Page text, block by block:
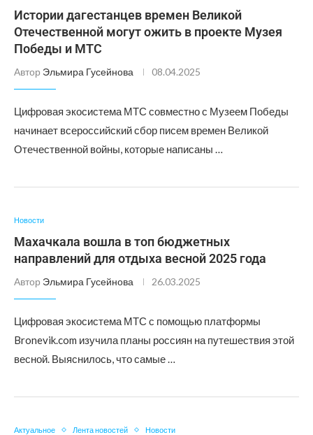
Истории дагестанцев времен Великой
Отечественной могут ожить в проекте Музея
Победы и МТС
Автор Эльмира Гусейнова 08.04.2025
Цифровая экосистема МТС совместно с Музеем Победы
начинает всероссийский сбор писем времен Великой
Отечественной войны, которые написаны …
Новости
Махачкала вошла в топ бюджетных
направлений для отдыха весной 2025 года
Автор Эльмира Гусейнова 26.03.2025
Цифровая экосистема МТС с помощью платформы
Bronevik.com изучила планы россиян на путешествия этой
весной. Выяснилось, что самые …
Актуальное Лента новостей Новости